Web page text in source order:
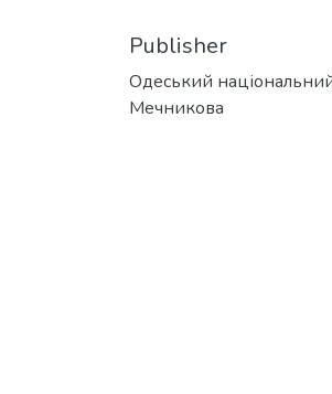
Publisher
Одеський національний
Мечникова